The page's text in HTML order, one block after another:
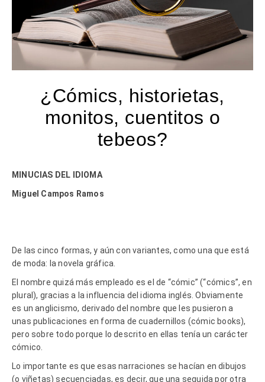
¿Cómics, historietas,
monitos, cuentitos o
tebeos?
MINUCIAS DEL IDIOMA
Miguel Campos Ramos
De las cinco formas, y aún con variantes, como una que está
de moda: la novela gráfica.
El nombre quizá más empleado es el de “cómic” (“cómics”, en
plural), gracias a la influencia del idioma inglés. Obviamente
es un anglicismo, derivado del nombre que les pusieron a
unas publicaciones en forma de cuadernillos (cómic books),
pero sobre todo porque lo descrito en ellas tenía un carácter
cómico.
Lo importante es que esas narraciones se hacían en dibujos
(o viñetas) secuenciadas, es decir, que una seguida por otra